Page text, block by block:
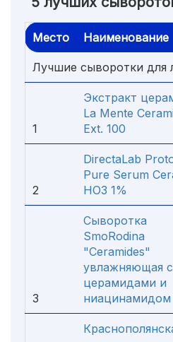
Место Наименование
Лучшие сыворотки для
1
Экстракт
La Mente
Ext. 100
2
DirectaLab
Pure Serum
HO3 1%
3
Сыворотка
SmoRodina
"Ceramides"
увлажняющая с
церамидами и
ниацинамидом